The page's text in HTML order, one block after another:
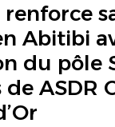
Abitibi
du pôle
ASDR